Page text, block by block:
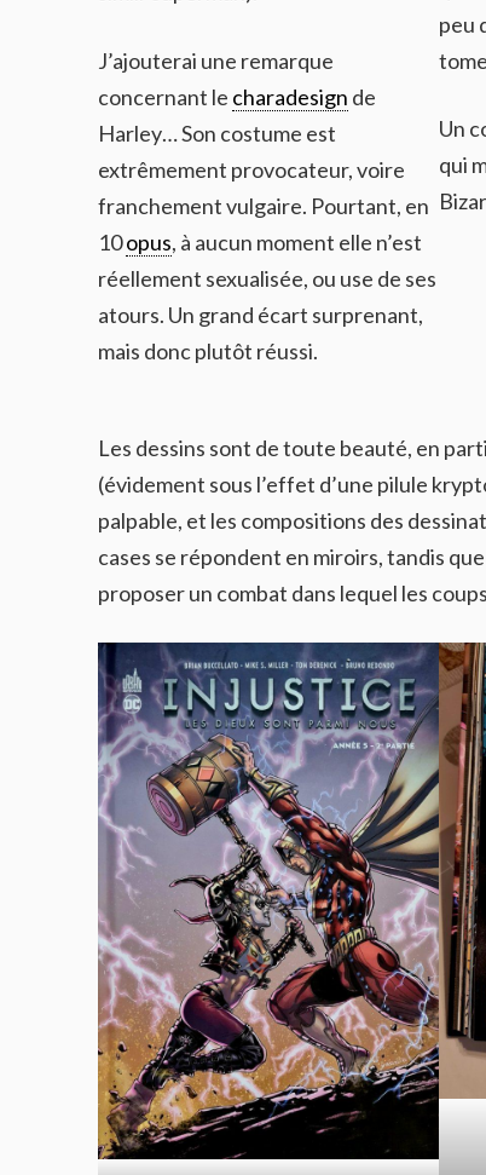
J’ajouterai une remarque
concernant le charadesign de
Harley… Son costume est
extrêmement provocateur, voire
franchement vulgaire. Pourtant, en
10opus, à aucun moment elle n’est
réellement sexualisée, ou use de ses
atours. Un grand écart surprenant,
mais donc plutôt réussi.
peu
Un
qui
Les dessins sont de toute beauté, en
(évidement sous l’effet d’une pilule
palpable, et les compositions des
cases se répondent en miroirs, tandis
proposer un combat dans lequel les